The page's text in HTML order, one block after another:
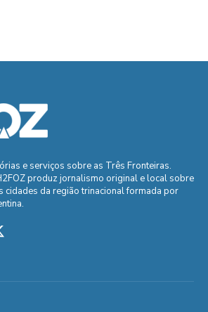
e serviços sobre as Três Fronteiras.
produz jornalismo original e local sobre
cidades da região trinacional formada por